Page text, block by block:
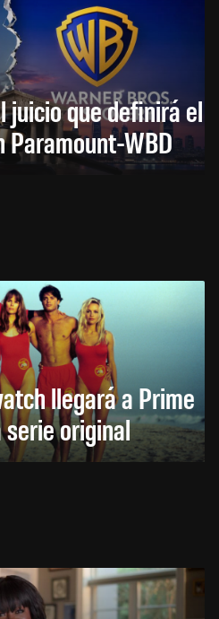
juicio que definirá el
WBD
llegará a Prime
original